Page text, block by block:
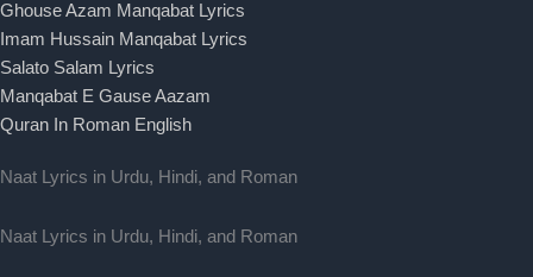
Ghouse Azam Manqabat Lyrics
Imam Hussain Manqabat Lyrics
Salato Salam Lyrics
Manqabat E Gause Aazam
Quran In Roman English
Naat Lyrics in Urdu, Hindi, and Roman
Naat Lyrics in Urdu, Hindi, and Roman